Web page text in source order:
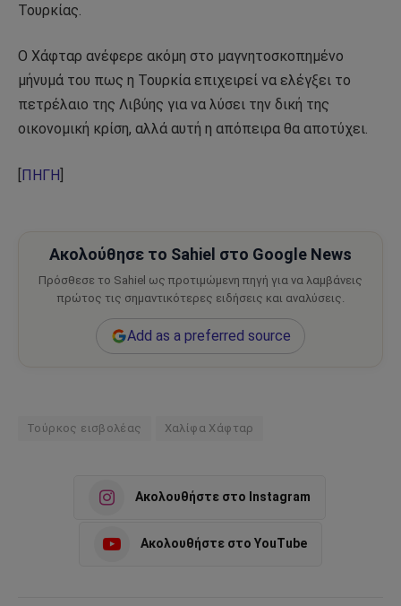
Τουρκίας.
Ο Χάφταρ ανέφερε ακόμη στο μαγνητοσκοπημένο
μήνυμά του πως η Τουρκία επιχειρεί να ελέγξει το
πετρέλαιο της Λιβύης για να λύσει την δική της
οικονομική κρίση, αλλά αυτή η απόπειρα θα αποτύχει.
ΠΗΓΗ
Ακολούθησε το Sahiel στο Google News
Πρόσθεσε το Sahiel ως προτιμώμενη πηγή για να λαμβάνεις
πρώτος τις σημαντικότερες ειδήσεις και αναλύσεις.
Add as a preferred source
Τούρκος εισβολέας Χαλίφα Χάφταρ
Ακολουθήστε στο Instagram
Ακολουθήστε στο YouTube